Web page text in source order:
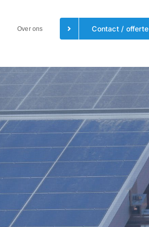
Over ons Contact / offerte